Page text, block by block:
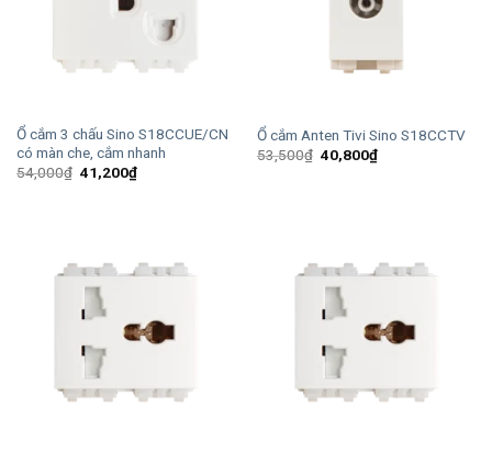
Ổ cắm 3 chấu Sino S18CCUE/CN
có màn che, cắm nhanh
54,000₫ Giá
gốc
41,200₫Giá
hiện
Ổ cắm Anten Tivi Sino S18CCTV
53,500₫ Giá
gốc
40,800₫Giá
hiện